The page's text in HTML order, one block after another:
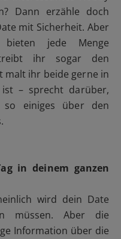
Dann erzähle doch
mit Sicherheit. Aber
bieten jede Menge
treibt ihr sogar den
malt ihr beide gerne in
– sprecht darüber,
einiges über den
in deinem ganzen
wird dein Date
müssen. Aber die
Information über die